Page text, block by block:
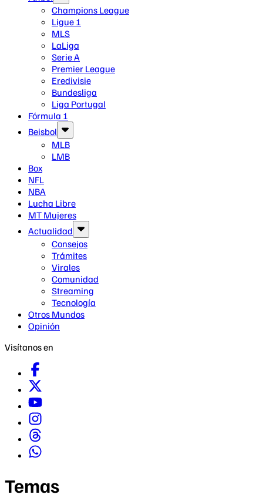
Champions League
Ligue 1
MLS
LaLiga
Serie A
Premier League
Eredivisie
Bundesliga
Liga Portugal
Fórmula 1
Beisbol
MLB
LMB
Box
NFL
NBA
Lucha Libre
MT Mujeres
Actualidad
Consejos
Trámites
Virales
Comunidad
Streaming
Tecnología
Otros Mundos
Opinión
Visítanos en
Temas